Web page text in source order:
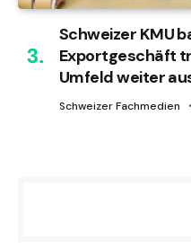
Schweizer KMU
Exportgeschäft
Umfeld weiter
Schweizer Fachmedien